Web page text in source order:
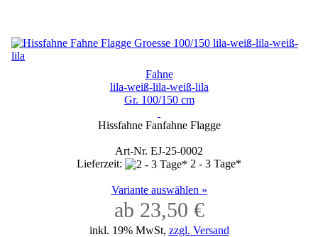
Fahne
lila-weiß-lila-weiß-lila
Gr. 100/150 cm
Hissfahne Fanfahne Flagge
Art-Nr. EJ-25-0002
Lieferzeit:
2 - 3 Tage*
Variante auswählen »
ab 23,50 €
inkl. 19% MwSt, zzgl. Versand